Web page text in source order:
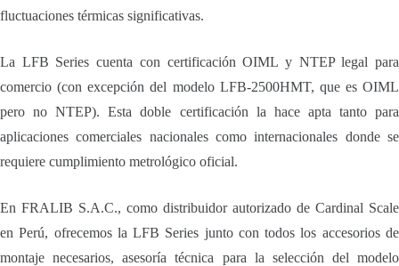
fluctuaciones térmicas significativas.
La LFB Series cuenta con certificación OIML y NTEP legal para
comercio (con excepción del modelo LFB-2500HMT, que es OIML
pero no NTEP). Esta doble certificación la hace apta tanto para
aplicaciones comerciales nacionales como internacionales donde se
requiere cumplimiento metrológico oficial.
En FRALIB S.A.C., como distribuidor autorizado de Cardinal Scale
en Perú, ofrecemos la LFB Series junto con todos los accesorios de
montaje necesarios, asesoría técnica para la selección del modelo